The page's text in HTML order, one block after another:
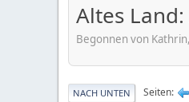
Altes
Begonnen von
NACH UNTEN Seiten